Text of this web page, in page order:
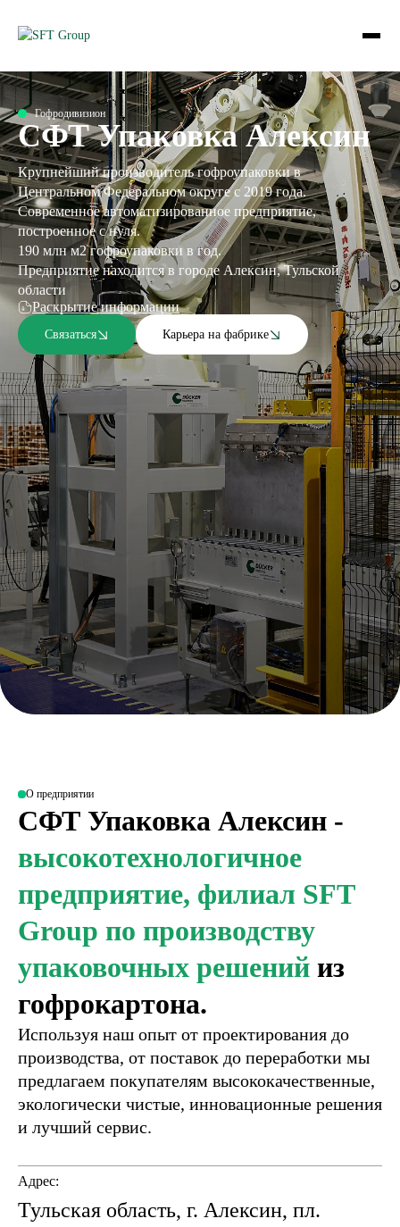
Гофродивизион
СФТ Упаковка Алексин
Крупнейший производитель гофроупаковки в
Центральном Федеральном округе с 2019 года.
Современное автоматизированное предприятие,
построенное с нуля.
190 млн м2 гофроупаковки в год.
Предприятие находится в городе Алексин, Тульской
области
Связаться Карьера на фабрике
Раскрытие информации
О предприятии
СФТ Упаковка Алексин -
высокотехнологичное
предприятие, филиал SFT
Group по производству
упаковочных решений из
гофрокартона.
Используя наш опыт от проектирования до
производства, от поставок до переработки мы
предлагаем покупателям высококачественные,
экологически чистые, инновационные решения
и лучший сервис.
Адрес:
Тульская область, г. Алексин, пл.